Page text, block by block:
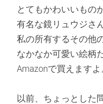
とてもかわいいもの
有名な鏡リュウジさ
私の所有するその他
なかなか可愛い絵柄
Amazonで買えますよ
以前、ちょっとした